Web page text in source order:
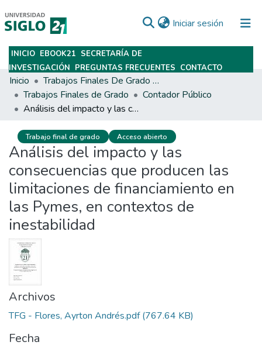
Iniciar sesión (current)
Subir
INICIO EBOOK21 SECRETARÍA DE
INVESTIGACIÓN PREGUNTAS FRECUENTES CONTACTO
Inicio
Trabajos Finales De Grado Y Posgrado
Trabajos Finales de Grado
Contador Público
Análisis del impacto y las consecuencias que producen las limitaciones de financiamiento en las Pymes, en contextos de inestabilidad
Trabajo final de grado Acceso abierto
Análisis del impacto y las
consecuencias que producen las
limitaciones de financiamiento en
las Pymes, en contextos de
inestabilidad
Archivos
TFG - Flores, Ayrton Andrés.pdf(767.64 KB)
Fecha